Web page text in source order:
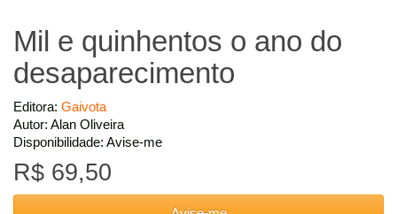
Mil e quinhentos o ano do
desaparecimento
Editora: Gaivota
Autor: Alan Oliveira
Disponibilidade: Avise-me
R$ 69,50